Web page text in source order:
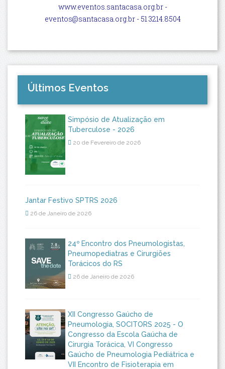
www.eventos.santacasa.org.br -
eventos@santacasa.org.br- 51 3214.8504
Últimos Eventos
Simpósio de Atualização em
Tuberculose - 2026
20 de Fevereiro de 2026
Jantar Festivo SPTRS 2026
26 de Janeiro de 2026
24º Encontro dos Pneumologistas,
Pneumopediatras e Cirurgiões
Torácicos do RS
26 de Janeiro de 2026
XII Congresso Gaúcho de
Pneumologia, SOCITORS 2025 - O
Congresso da Escola Gaúcha de
Cirurgia Torácica, VI Congresso
Gaúcho de Pneumologia Pediátrica e
VII Encontro de Fisioterapia em